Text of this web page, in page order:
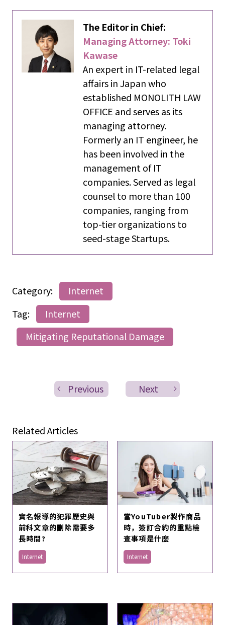
The Editor in Chief:
Managing Attorney: Toki
Kawase
An expert in IT-related legal
affairs in Japan who
established MONOLITH LAW
OFFICE and serves as its
managing attorney.
Formerly an IT engineer, he
has been involved in the
management of IT
companies. Served as legal
counsel to more than 100
companies, ranging from
top-tier organizations to
seed-stage Startups.
Category:
Internet
Tag:
Internet
Mitigating Reputational Damage
Previous Next
Related Articles
實名報導的犯罪歷史與
前科文章的刪除需要多
長時間?
Internet
當YouTuber製作商品
時，簽訂合約的重點檢
查事項是什麼
Internet